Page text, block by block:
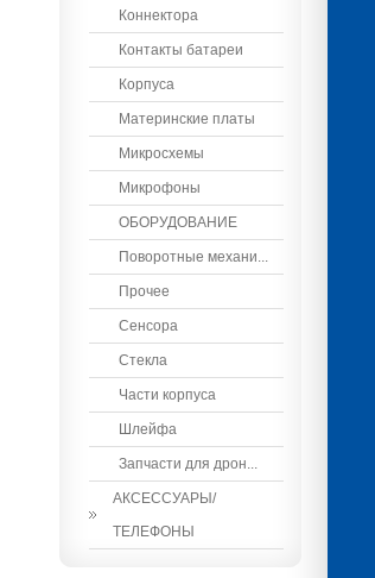
Коннектора
Контакты батареи
Корпуса
Материнские платы
Микросхемы
Микрофоны
ОБОРУДОВАНИЕ
Поворотные механи...
Прочее
Сенсора
Стекла
Части корпуса
Шлейфа
Запчасти для дрон...
АКСЕССУАРЫ/
ТЕЛЕФОНЫ